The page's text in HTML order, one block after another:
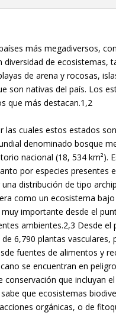
más megadiversos,
diversidad de ecosistemas,
de arena y rocosas,
son nativas del país. Los
que más destacan.1,2
las cuales estos estados
denominado bosque
nacional (18, 534
por especies presentes
distribución de tipo
como un ecosistema
importante desde el
ambientes.2,3 Desde el
6,790 plantas vasculares,
fuentes de alimentos y
se encuentran en
conservación que incluyan
sabe que ecosistemas
orgánicas, o de